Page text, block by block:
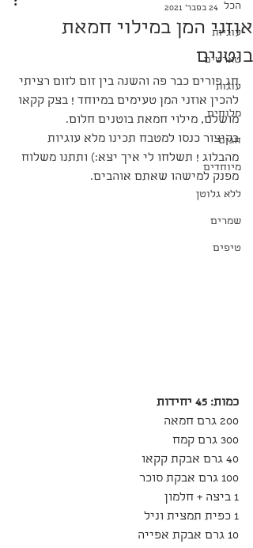
הכל
עוגיות
טארטים
עוגות
מלוחים
חגים
מיוחדים
ללא גלוטן
שמרים
טיפים
אוזני המן במילוי חמאת
בוטנים
24 בפבר׳ 2021
חג פורים כבר פה והשנה בין זום לזום רציתי
להכין אוזני המן טעימים במיוחד ! בצק קקאו
מושלם, מילוי חמאת בוטנים חלום.
בקיצור כנסו למטבח תכינו מלא עוגיות
מהבלוג ! תשלחו לי איך יצא:) ותתנו משלוח
מפנק למישהו שאתם אוהבים.
כמות: 45 יחידות
200 גרם חמאה
300 גרם קמח
40 גרם אבקת קקאו
100 גרם אבקת סוכר
1 ביצה + חלמון
1 כפית תמצית וניל
10 גרם אבקת אפייה